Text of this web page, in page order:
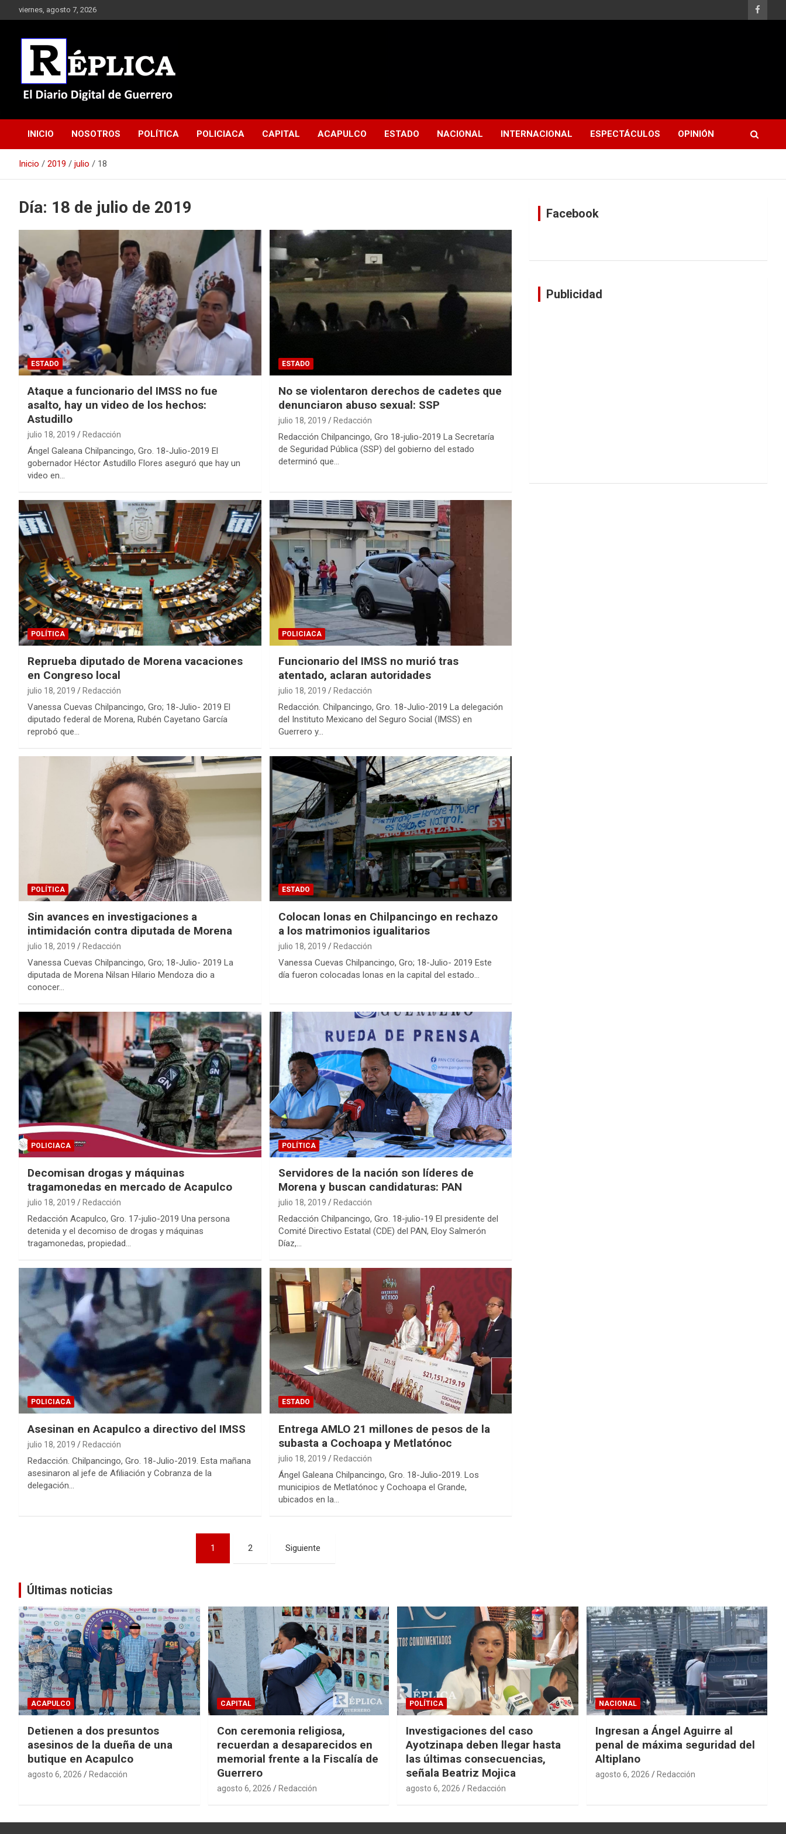
al
viernes, agosto 7, 2026
Réplica
INICIO NOSOTROS POLÍTICA POLICIACA CAPITAL ACAPULCO ESTADO NACIONAL INTERNACIONAL ESPECTÁCULOS OPINIÓN
Inicio 2019 julio 18
Día: 18 de julio de 2019
ESTADO
Ataque a funcionario del IMSS no fue
asalto, hay un video de los hechos:
Astudillo
julio 18, 2019 Redacción
Ángel Galeana Chilpancingo, Gro. 18-Julio-2019 El
gobernador Héctor Astudillo Flores aseguró que hay un
video en…
ESTADO
No se violentaron derechos de cadetes que
denunciaron abuso sexual: SSP
julio 18, 2019 Redacción
Redacción Chilpancingo, Gro 18-julio-2019 La Secretaría
de Seguridad Pública (SSP) del gobierno del estado
determinó que…
POLÍTICA
Reprueba diputado de Morena vacaciones
en Congreso local
julio 18, 2019 Redacción
Vanessa Cuevas Chilpancingo, Gro; 18-Julio- 2019 El
diputado federal de Morena, Rubén Cayetano García
reprobó que…
POLICIACA
Funcionario del IMSS no murió tras
atentado, aclaran autoridades
julio 18, 2019 Redacción
Redacción. Chilpancingo, Gro. 18-Julio-2019 La delegación
del Instituto Mexicano del Seguro Social (IMSS) en
Guerrero y…
POLÍTICA
Sin avances en investigaciones a
intimidación contra diputada de Morena
julio 18, 2019 Redacción
Vanessa Cuevas Chilpancingo, Gro; 18-Julio- 2019 La
diputada de Morena Nilsan Hilario Mendoza dio a
conocer…
ESTADO
Colocan lonas en Chilpancingo en rechazo
a los matrimonios igualitarios
julio 18, 2019 Redacción
Vanessa Cuevas Chilpancingo, Gro; 18-Julio- 2019 Este
día fueron colocadas lonas en la capital del estado…
POLICIACA
Decomisan drogas y máquinas
tragamonedas en mercado de Acapulco
julio 18, 2019 Redacción
Redacción Acapulco, Gro. 17-julio-2019 Una persona
detenida y el decomiso de drogas y máquinas
tragamonedas, propiedad…
POLÍTICA
Servidores de la nación son líderes de
Morena y buscan candidaturas: PAN
julio 18, 2019 Redacción
Redacción Chilpancingo, Gro. 18-julio-19 El presidente del
Comité Directivo Estatal (CDE) del PAN, Eloy Salmerón
Díaz,…
POLICIACA
Asesinan en Acapulco a directivo del IMSS
julio 18, 2019 Redacción
Redacción. Chilpancingo, Gro. 18-Julio-2019. Esta mañana
asesinaron al jefe de Afiliación y Cobranza de la
delegación…
ESTADO
Entrega AMLO 21 millones de pesos de la
subasta a Cochoapa y Metlatónoc
julio 18, 2019 Redacción
Ángel Galeana Chilpancingo, Gro. 18-Julio-2019. Los
municipios de Metlatónoc y Cochoapa el Grande,
ubicados en la…
entradas
1 2 Siguiente
Facebook
Publicidad
Últimas noticias
ACAPULCO
Detienen a dos presuntos
asesinos de la dueña de una
butique en Acapulco
agosto 6, 2026 Redacción
CAPITAL
Con ceremonia religiosa,
recuerdan a desaparecidos en
memorial frente a la Fiscalía de
Guerrero
agosto 6, 2026 Redacción
POLÍTICA
Investigaciones del caso
Ayotzinapa deben llegar hasta
las últimas consecuencias,
señala Beatriz Mojica
agosto 6, 2026 Redacción
NACIONAL
Ingresan a Ángel Aguirre al
penal de máxima seguridad del
Altiplano
agosto 6, 2026 Redacción